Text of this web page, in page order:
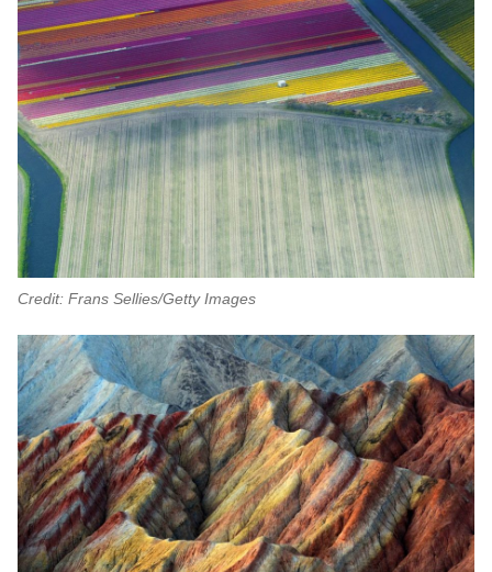
Credit: Frans Sellies/Getty Images